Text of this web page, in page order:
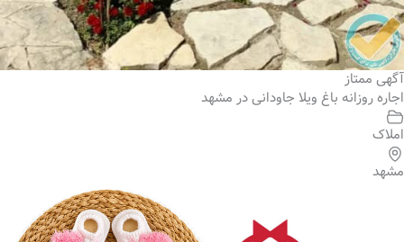
آگهی ممتاز
اجاره روزانه باغ ویلا جاودانی در مشهد
املاک
مشهد